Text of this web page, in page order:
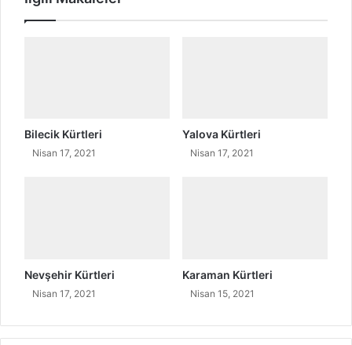
iBilecik Kürtleri
Nisan 17, 2021
Yalova Kürtleri
Nisan 17, 2021
Nevşehir Kürtleri
Nisan 17, 2021
Karaman Kürtleri
Nisan 15, 2021